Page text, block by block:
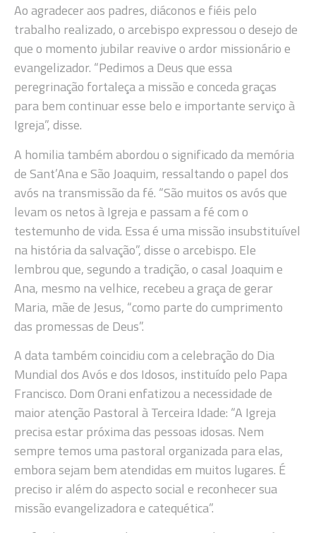
Ao agradecer aos padres, diáconos e fiéis pelo
trabalho realizado, o arcebispo expressou o desejo de
que o momento jubilar reavive o ardor missionário e
evangelizador. “Pedimos a Deus que essa
peregrinação fortaleça a missão e conceda graças
para bem continuar esse belo e importante serviço à
Igreja”, disse.
A homilia também abordou o significado da memória
de Sant’Ana e São Joaquim, ressaltando o papel dos
avós na transmissão da fé. “São muitos os avós que
levam os netos à Igreja e passam a fé com o
testemunho de vida. Essa é uma missão insubstituível
na história da salvação”, disse o arcebispo. Ele
lembrou que, segundo a tradição, o casal Joaquim e
Ana, mesmo na velhice, recebeu a graça de gerar
Maria, mãe de Jesus, “como parte do cumprimento
das promessas de Deus”.
A data também coincidiu com a celebração do Dia
Mundial dos Avós e dos Idosos, instituído pelo Papa
Francisco. Dom Orani enfatizou a necessidade de
maior atenção Pastoral à Terceira Idade: “A Igreja
precisa estar próxima das pessoas idosas. Nem
sempre temos uma pastoral organizada para elas,
embora sejam bem atendidas em muitos lugares. É
preciso ir além do aspecto social e reconhecer sua
missão evangelizadora e catequética”.